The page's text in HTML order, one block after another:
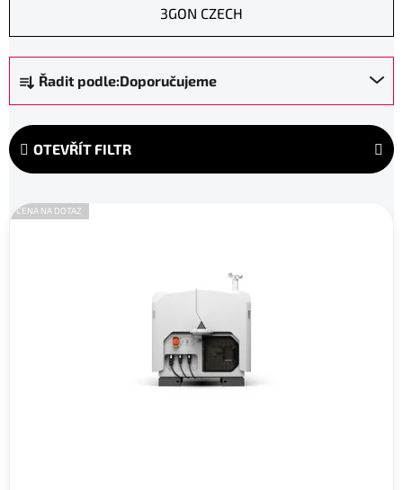
3GON CZECH
Ř
a
z
e
n
p
Řadit podle:Doporučujeme
OTEVŘÍT FILTR
V
ý
CENA NA DOTAZ